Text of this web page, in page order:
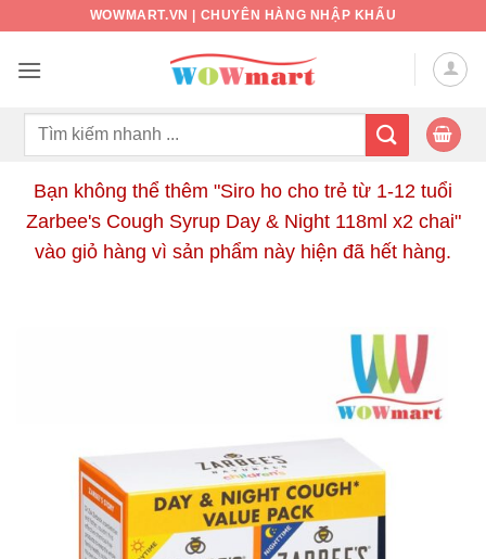
nội
WOWMART.VN | CHUYÊN HÀNG NHẬP KHẨU
Tìm
Bạn không thể thêm "Siro ho cho trẻ từ 1-12 tuổi
Zarbee's Cough Syrup Day & Night 118ml x2 chai"
vào giỏ hàng vì sản phẩm này hiện đã hết hàng.